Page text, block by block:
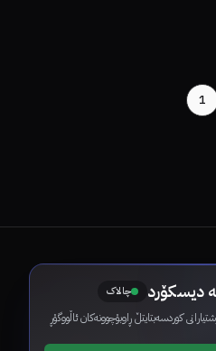
1
دیسکۆرد چالاک
کوردسەبتایتڵ ڕاوبۆچوونەکان ئاڵووگۆڕ